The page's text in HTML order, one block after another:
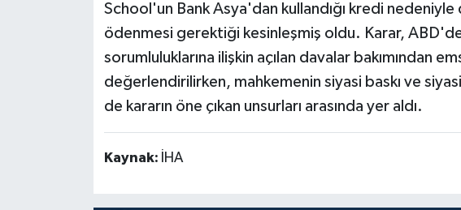
School'un Bank Asya'dan kullandığı kredi
ödenmesi gerektiği kesinleşmiş oldu. Karar, ABD'de
sorumluluklarına ilişkin açılan davalar bakımından
değerlendirilirken, mahkemenin siyasi baskı ve
de kararın öne çıkan unsurları arasında yer aldı.
Kaynak: İHA